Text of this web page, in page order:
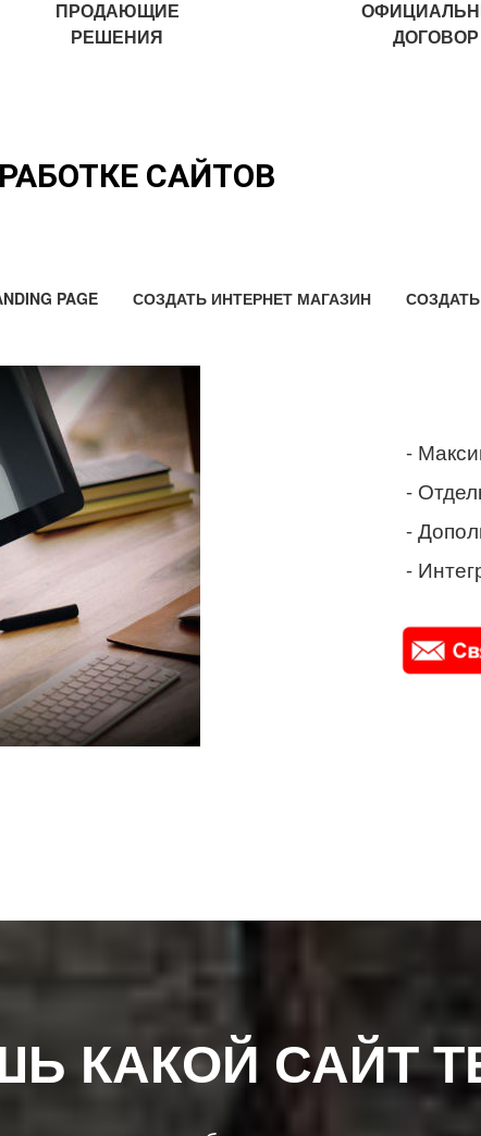
ПРОДАЮЩИЕ
РЕШЕНИЯ
ДОГОВОР
САЙТОВ
PAGE СОЗДАТЬ ИНТЕРНЕТ МАГАЗИН
-
-
-
-
КАКОЙ САЙТ